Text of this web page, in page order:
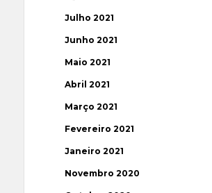
Julho 2021
Junho 2021
Maio 2021
Abril 2021
Março 2021
Fevereiro 2021
Janeiro 2021
Novembro 2020